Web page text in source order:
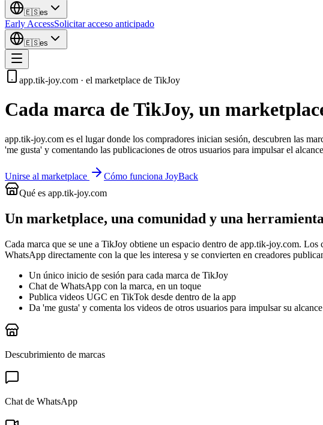
🇪🇸es
Early AccessSolicitar acceso anticipado
🇪🇸es
app.tik-joy.com · el marketplace de TikJoy
Cada marca de TikJoy, un
app.tik-joy.com es el lugar donde los compradores inician sesión, descubren las
'me gusta' y comentando las publicaciones de otros usuarios para impulsar el
Unirse al marketplace
Cómo funciona JoyBack
Qué es app.tik-joy.com
Un marketplace, una comunidad y una
Cada marca que se une a TikJoy obtiene un espacio dentro de app.tik-joy.com.
WhatsApp directamente con la que les interesa y se convierten en creadores
Un único inicio de sesión para cada marca de TikJoy
Chat de WhatsApp con la marca, en un toque
Publica videos UGC en TikTok desde dentro de la app
Da 'me gusta' y comenta los videos de otros usuarios para impulsar su alcance
Descubrimiento de marcas
Chat de WhatsApp